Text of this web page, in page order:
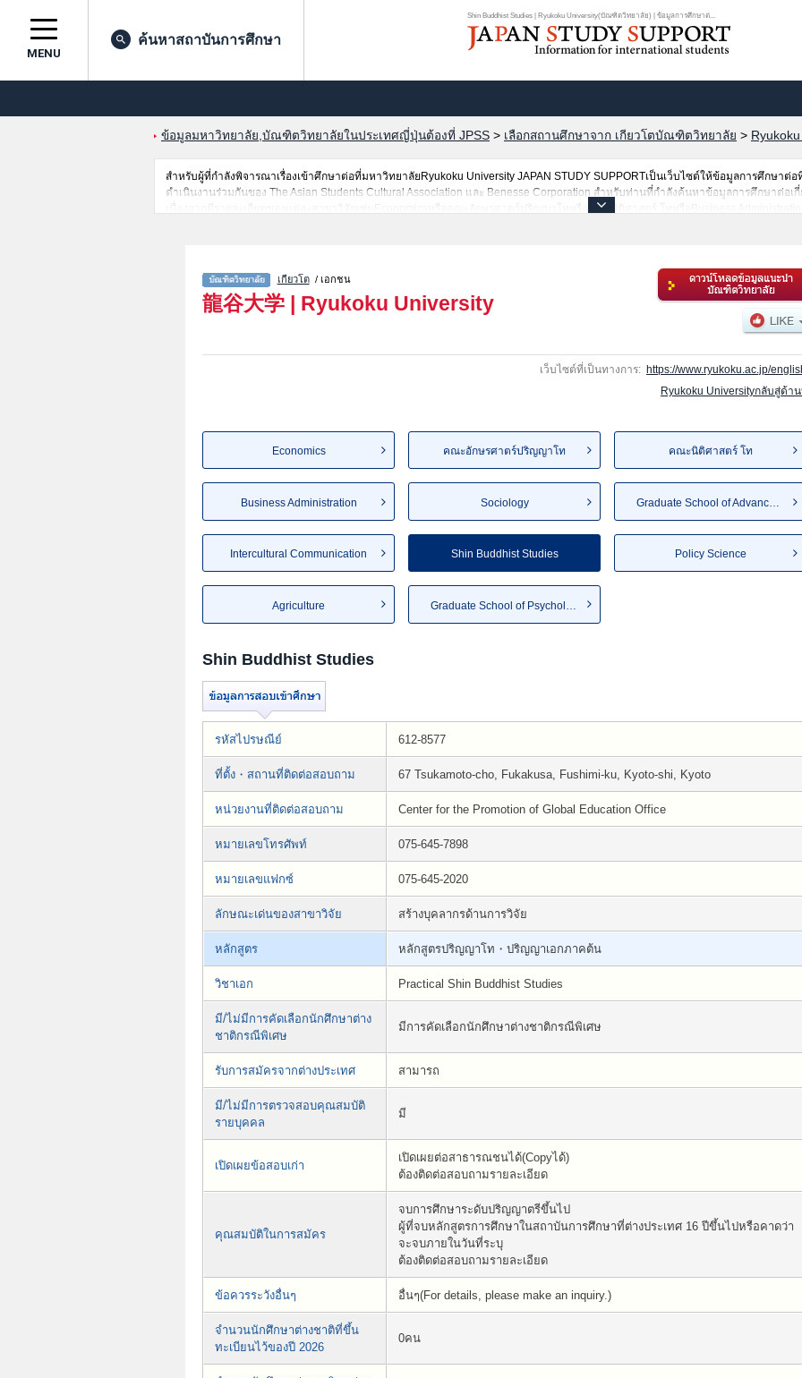
Shin Buddhist Studies | Ryukoku University(บัณฑิตวิทยาลัย) | ข้อมูลการศึกษาต่...
MENU
ค้นหาสถาบันการศึกษา
ข้อมูลมหาวิทยาลัย,บัณฑิตวิทยาลัยในประเทศญี่ปุ่นต้องที่ JPSS > เลือกสถานศึกษาจาก เกียวโตบัณฑิตวิทยาลัย >
สำหรับผู้ที่กำลังพิจารณาเรื่องเข้าศึกษาต่อที่มหาวิทยาลัยRyukoku University JAPAN STUDY SUPPORTเป็นเว็บไซต์ให้ข้อมูลการศึกษา
ดำเนินงานร่วมกันของ The Asian Students Cultural Association และ Benesse Corporation สำหรับท่านที่กำลังค้นหาข้อมูลการศึกษาต่อเ
เนื่องจากมีรายละเอียดของแต่ละสาขาวิจัยเช่นEconomicsหรือคณะอักษรศาตร์ปริญญาโทหรือคณะนิติศาสตร์ โทหรือBusiness
เกียวโต/ เอกชน
龍谷大学 | Ryukoku University
เว็บไซต์ที่เป็นทางการ: https://www.ryukoku.ac.jp/
Ryukoku Universityกลับสู่ด้า
Economics คณะอักษรศาตร์ปริญญาโท คณะนิติศาสตร์ โท
Business Administration Sociology
Intercultural Communication Shin Buddhist Studies Policy Science
Agriculture
Shin Buddhist Studies
รหัสไปรษณีย์ 612-8577
ที่ตั้ง・สถานที่ติดต่อสอบถาม 67 Tsukamoto-cho, Fukakusa, Fushimi-ku, Kyoto-shi, Kyoto
หน่วยงานที่ติดต่อสอบถาม Center for the Promotion of Global Education Office
หมายเลขโทรศัพท์ 075-645-7898
หมายเลขแฟกซ์ 075-645-2020
ลักษณะเด่นของสาขาวิจัย สร้างบุคลากรด้านการวิจัย
หลักสูตร หลักสูตรปริญญาโท・ปริญญาเอกภาคต้น
วิชาเอก Practical Shin Buddhist Studies
มี/ไม่มีการคัดเลือกนักศึกษาต่าง
ชาติกรณีพิเศษ
มีการคัดเลือกนักศึกษาต่างชาติกรณีพิเศษ
รับการสมัครจากต่างประเทศ สามารถ
มี/ไม่มีการตรวจสอบคุณสมบัติ
รายบุคคล
มี
เปิดเผยข้อสอบเก่า
เปิดเผยต่อสาธารณชนได้(Copyได้)
ต้องติดต่อสอบถามรายละเอียด
คุณสมบัติในการสมัคร
จบการศึกษาระดับปริญญาตรีขึ้นไป
ผู้ที่จบหลักสูตรการศึกษาในสถาบันการศึกษาที่ต่างประเทศ 16 ปีขึ้นไปหรือคาดว่า
จะจบภายในวันที่ระบุ
ต้องติดต่อสอบถามรายละเอียด
ข้อควรระวังอื่นๆ อื่นๆ(For details, please make an inquiry.)
จำนวนนักศึกษาต่างชาติที่ขึ้น
ทะเบียนไว้ของปี 2026
0คน